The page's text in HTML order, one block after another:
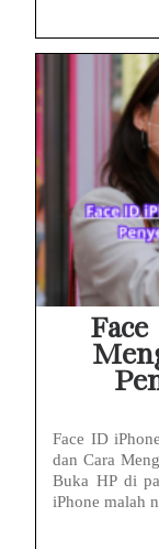
Face ID
dan Cara
Buka HP di
iPhone malah